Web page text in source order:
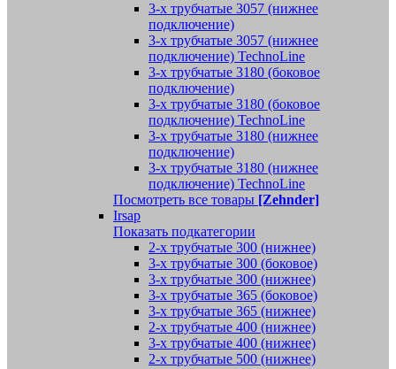
3-х трубчатые 3057 (нижнее
подключение)
3-х трубчатые 3057 (нижнее
подключение) TechnoLine
3-х трубчатые 3180 (боковое
подключение)
3-х трубчатые 3180 (боковое
подключение) TechnoLine
3-х трубчатые 3180 (нижнее
подключение)
3-х трубчатые 3180 (нижнее
подключение) TechnoLine
Посмотреть все товары [Zehnder]
Irsap
Показать подкатегории
2-х трубчатые 300 (нижнее)
3-х трубчатые 300 (боковое)
3-х трубчатые 300 (нижнее)
3-х трубчатые 365 (боковое)
3-х трубчатые 365 (нижнее)
2-х трубчатые 400 (нижнее)
3-х трубчатые 400 (нижнее)
2-х трубчатые 500 (нижнее)